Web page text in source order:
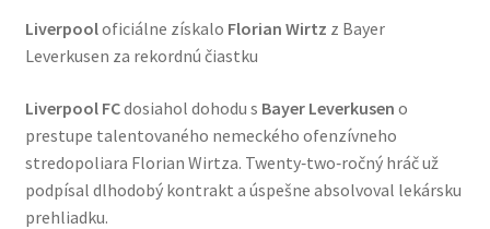
Liverpooloficiálne získalo Florian Wirtz z Bayer
Leverkusen za rekordnú čiastku
Liverpool FCdosiahol dohodu s Bayer Leverkusen o
prestupe talentovaného nemeckého ofenzívneho
stredopoliara Florian Wirtza. Twenty‑two‑ročný hráč už
podpísal dlhodobý kontrakt a úspešne absolvoval lekársku
prehliadku.